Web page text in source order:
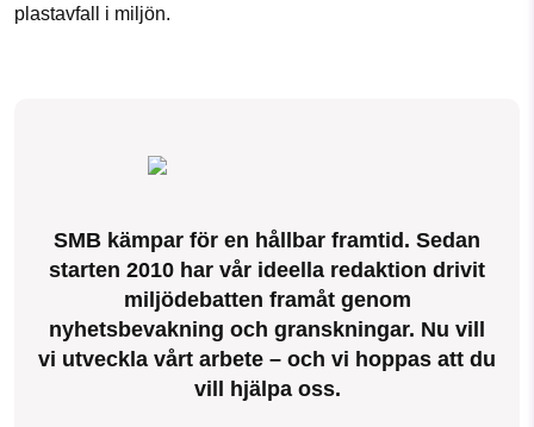
plastavfall i miljön.
SMB kämpar för en hållbar framtid. Sedan
starten 2010 har vår ideella redaktion drivit
miljödebatten framåt genom
nyhetsbevakning och granskningar. Nu vill
vi utveckla vårt arbete – och vi hoppas att du
vill hjälpa oss.